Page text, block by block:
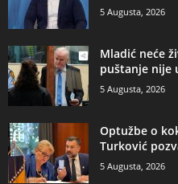
5 Augusta, 2026
​Mladić neće
puštanje nije
5 Augusta, 2026
​Optužbe o
Turković
5 Augusta, 2026